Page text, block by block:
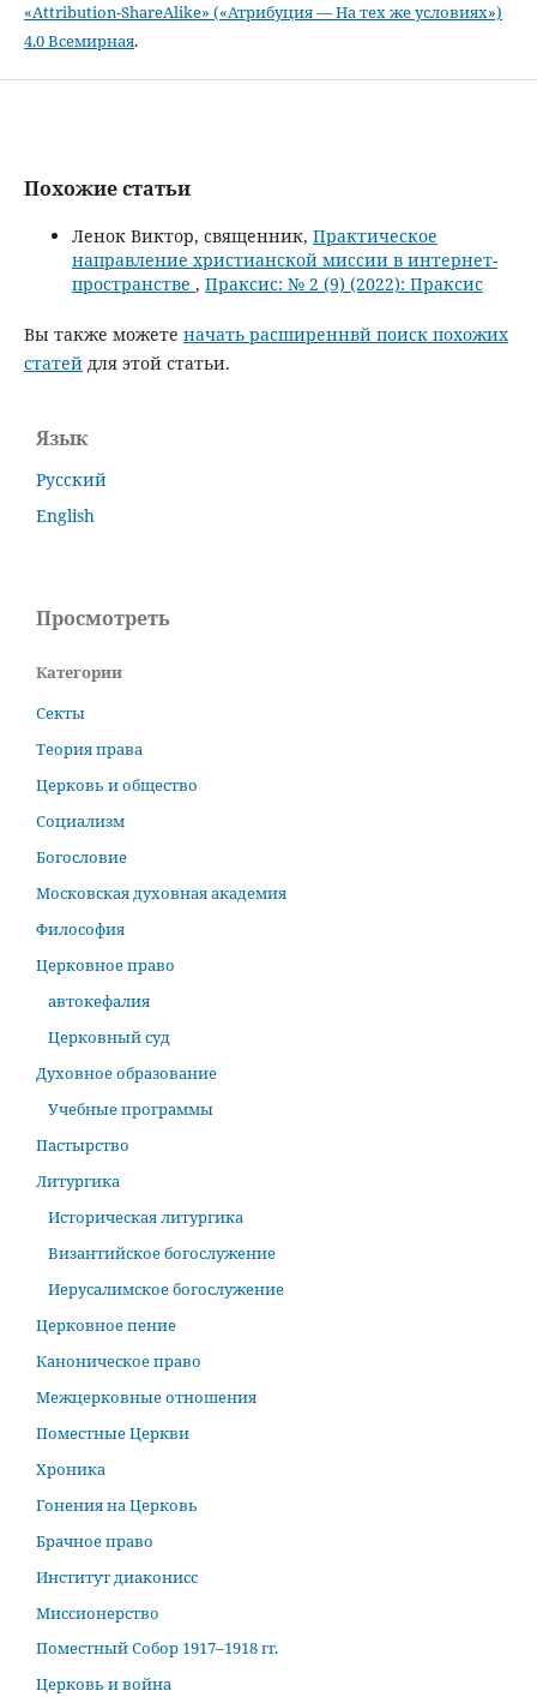
«Attribution-ShareAlike» («Атрибуция — На тех же условиях»)
4.0 Всемирная.
Похожие статьи
Ленок Виктор, священник, Практическое
направление христианской миссии в интернет-
пространстве , Праксис: № 2 (9) (2022): Праксис
Вы также можете начать расширеннвй поиск похожих
статейдля этой статьи.
Язык
Русский
English
Просмотреть
Категории
Секты
Теория права
Церковь и общество
Социализм
Богословие
Московская духовная академия
Философия
Церковное право
автокефалия
Церковный суд
Духовное образование
Учебные программы
Пастырство
Литургика
Историческая литургика
Византийское богослужение
Иерусалимское богослужение
Церковное пение
Каноническое право
Межцерковные отношения
Поместные Церкви
Хроника
Гонения на Церковь
Брачное право
Институт диаконисс
Миссионерство
Поместный Собор 1917–1918 гг.
Церковь и война